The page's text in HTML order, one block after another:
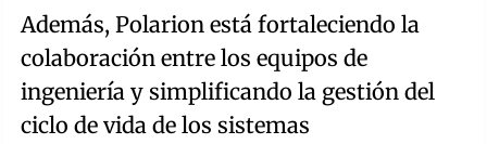
Además, Polarion está fortaleciendo la
colaboración entre los equipos de
ingeniería y simplificando la gestión del
ciclo de vida de los sistemas